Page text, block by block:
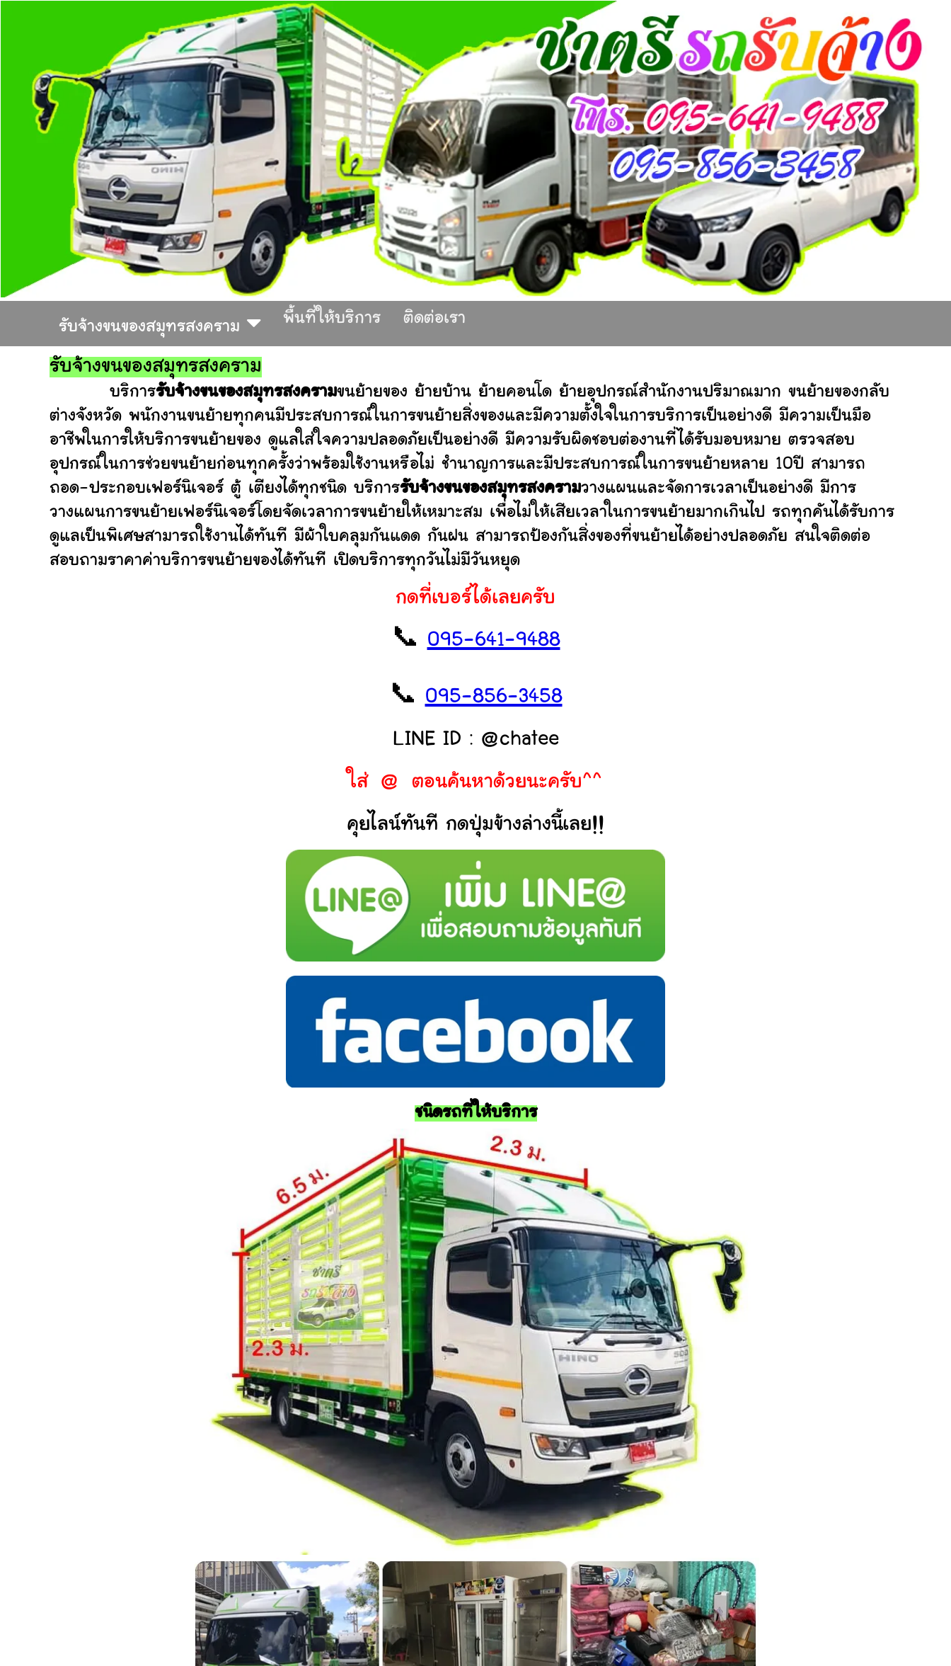
รับจ้างขนของสมุทรสงคราม
พื้นที่ให้บริการ ติดต่อเรา
รับจ้างขนของสมุทรสงคราม
บริการรับจ้างขนของสมุทรสงครามขนย้ายของ ย้ายบ้าน ย้ายคอนโด ย้ายอุปกรณ์สำนักงานปริมาณมาก ขนย้ายของกลับ
ต่างจังหวัด พนักงานขนย้ายทุกคนมีประสบการณ์ในการขนย้ายสิ่งของและมีความตั้งใจในการบริการเป็นอย่างดี มีความเป็นมือ
อาชีพในการให้บริการขนย้ายของ ดูแลใส่ใจความปลอดภัยเป็นอย่างดี มีความรับผิดชอบต่องานที่ได้รับมอบหมาย ตรวจสอบ
อุปกรณ์ในการช่วยขนย้ายก่อนทุกครั้งว่าพร้อมใช้งานหรือไม่ ชำนาญการและมีประสบการณ์ในการขนย้ายหลาย 10ปี สามารถ
ถอด-ประกอบเฟอร์นิเจอร์ ตู้ เตียงได้ทุกชนิด บริการรับจ้างขนของสมุทรสงครามวางแผนและจัดการเวลาเป็นอย่างดี มีการ
วางแผนการขนย้ายเฟอร์นิเจอร์โดยจัดเวลาการขนย้ายให้เหมาะสม เพื่อไม่ให้เสียเวลาในการขนย้ายมากเกินไป รถทุกคันได้รับการ
ดูแลเป็นพิเศษสามารถใช้งานได้ทันที มีผ้าใบคลุมกันแดด กันฝน สามารถป้องกันสิ่งของที่ขนย้ายได้อย่างปลอดภัย สนใจติดต่อ
สอบถามราคาค่าบริการขนย้ายของได้ทันที เปิดบริการทุกวันไม่มีวันหยุด
กดที่เบอร์ได้เลยครับ
📞 095-641-9488
📞 095-856-3458
LINE ID : @chatee
ใส่ @ ตอนค้นหาด้วยนะครับ^^
คุยไลน์ทันที กดปุ่มข้างล่างนี้เลย!!
ชนิดรถที่ให้บริการ